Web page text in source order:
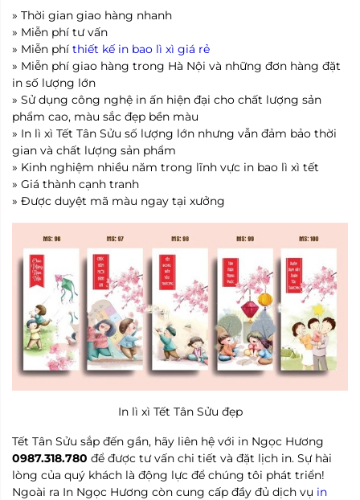
» Thời gian giao hàng nhanh
» Miễn phí tư vấn
» Miễn phí thiết kế in bao lì xì giá rẻ
» Miễn phí giao hàng trong Hà Nội và những đơn hàng đặt
in số lượng lớn
» Sử dụng công nghệ in ấn hiện đại cho chất lượng sản
phẩm cao, màu sắc đẹp bền màu
» In lì xì Tết Tân Sửu số lượng lớn nhưng vẫn đảm bảo thời
gian và chất lượng sản phẩm
» Kinh nghiệm nhiều năm trong lĩnh vực in bao lì xì tết
» Giá thành cạnh tranh
» Được duyệt mã màu ngay tại xưởng
In lì xì Tết Tân Sửu đẹp
Tết Tân Sửu sắp đến gần, hãy liên hệ với in Ngọc Hương
0987.318.780 để được tư vấn chi tiết và đặt lịch in. Sự hài
lòng của quý khách là động lực để chúng tôi phát triển!
Ngoài ra In Ngọc Hương còn cung cấp đầy đủ dịch vụ in